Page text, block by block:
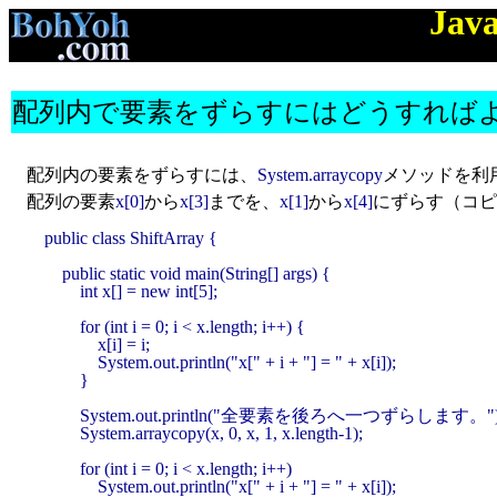
配列内で要素をずらすにはどうすれば
配列内の要素をずらすには、 System.arraycopy メソッドを利
配列の要素x[0]からx[3]までを、 x[1]からx[4]にずらす（コ
public class ShiftArray {
    public static void main(String[] args) {
        int x[] = new int[5];
        for (int i = 0; i < x.length; i++) {
            x[i] = i;
            System.out.println("x[" + i + "] = " + x[i]);
        }
System.out.println("全要素を後ろへ一つずらします。
        System.arraycopy(x, 0, x, 1, x.length-1);
        for (int i = 0; i < x.length; i++)
            System.out.println("x[" + i + "] = " + x[i]);